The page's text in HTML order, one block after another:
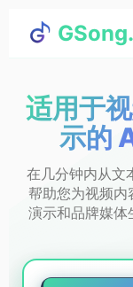
适用于
示的
在几分钟内从文
帮助您为视频内
演示和品牌媒